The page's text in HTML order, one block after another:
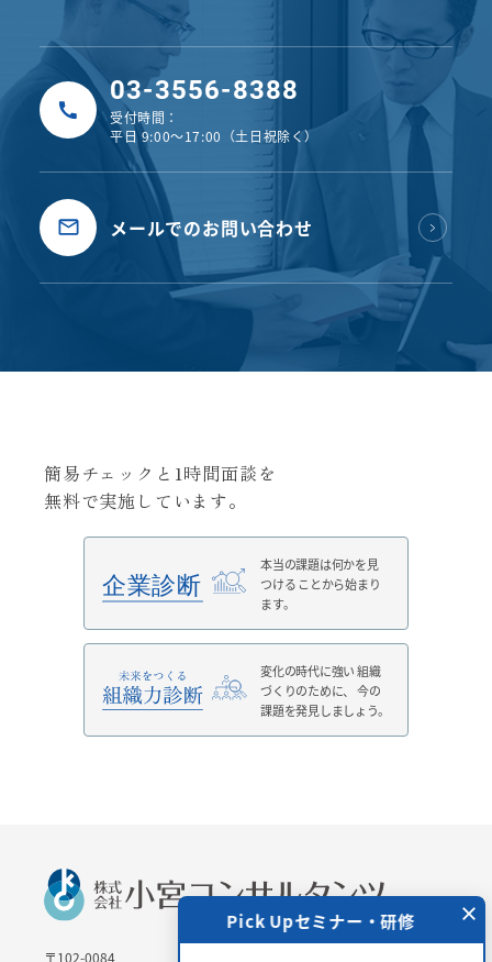
×
ミナー・研修 Pick Upセミナー・研修
03-3556-8388
受付時間：
平日 9:00〜17:00（土日祝除く）
メールでのお問い合わせ
簡易チェックと1時間面談を
無料で実施しています。
本当の課題は何かを見
つける ことから始まり
ます。
変化の時代に強い組織
づくりのために、
今の
課題を発見しましょう。
〒102-0084